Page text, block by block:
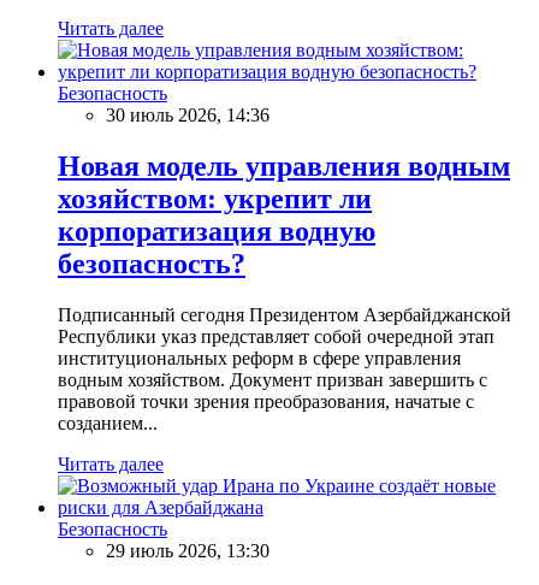
Читать далее
Безопасность
30 июль 2026, 14:36
Новая модель управления водным
хозяйством: укрепит ли
корпоратизация водную
безопасность?
Подписанный сегодня Президентом Азербайджанской
Республики указ представляет собой очередной этап
институциональных реформ в сфере управления
водным хозяйством. Документ призван завершить с
правовой точки зрения преобразования, начатые с
созданием...
Читать далее
Безопасность
29 июль 2026, 13:30